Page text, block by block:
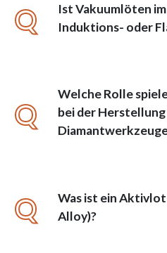
Q
Ist Vakuumlöten
Induktions- oder
Q
Welche Rolle
bei der
Q
Was ist ein
Alloy)?